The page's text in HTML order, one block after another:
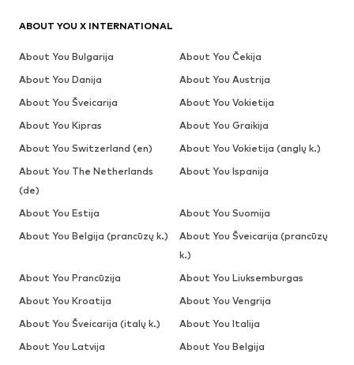
ABOUT YOU X INTERNATIONAL
About You Bulgarija
About You Čekija
About You Danija
About You Austrija
About You Šveicarija
About You Vokietija
About You Kipras
About You Graikija
About You Switzerland (en)
About You Vokietija (anglų k.)
About You The Netherlands
(de)
About You Ispanija
About You Estija
About You Suomija
About You Belgija (prancūzų k.)
About You Šveicarija (prancūzų
k.)
About You Prancūzija
About You Liuksemburgas
About You Kroatija
About You Vengrija
About You Šveicarija (italų k.)
About You Italija
About You Latvija
About You Belgija